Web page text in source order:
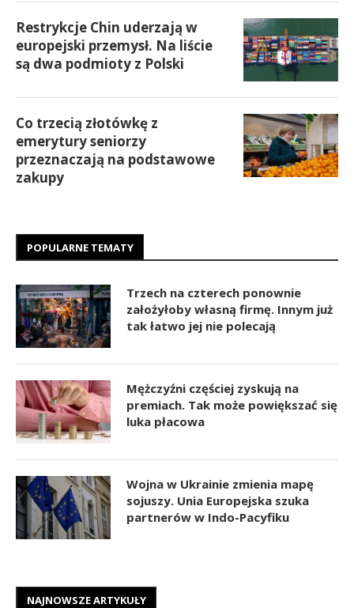
Restrykcje Chin uderzają w
europejski przemysł. Na liście
są dwa podmioty z Polski
Co trzecią złotówkę z
emerytury seniorzy
przeznaczają na podstawowe
zakupy
POPULARNE TEMATY
Trzech na czterech ponownie
założyłoby własną firmę. Innym już
tak łatwo jej nie polecają
Mężczyźni częściej zyskują na
premiach. Tak może powiększać się
luka płacowa
Wojna w Ukrainie zmienia mapę
sojuszy. Unia Europejska szuka
partnerów w Indo-Pacyfiku
NAJNOWSZE ARTYKUŁY